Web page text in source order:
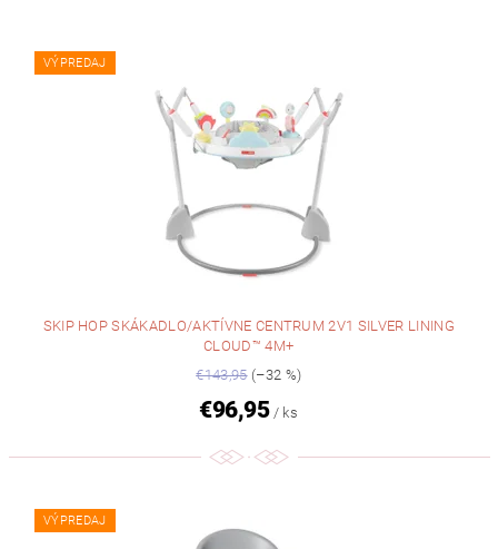
VÝPREDAJ
SKIP HOP SKÁKADLO/AKTÍVNE CENTRUM 2V1 SILVER LINING
CLOUD™ 4M+
€143,95(–32 %)
€96,95 / ks
VÝPREDAJ